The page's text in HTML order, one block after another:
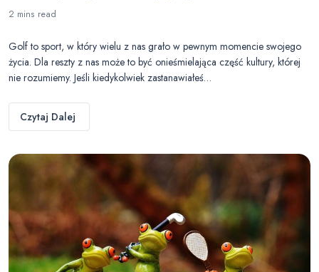
2 mins read
Golf to sport, w który wielu z nas grało w pewnym momencie swojego
życia. Dla reszty z nas może to być onieśmielająca część kultury, której
nie rozumiemy. Jeśli kiedykolwiek zastanawiałeś…
Czytaj Dalej